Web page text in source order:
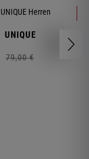
UNIQUE
79,00 €